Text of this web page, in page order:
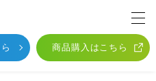
商品購入はこちら